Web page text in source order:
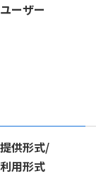
ユーザー
提供形式/
利用形式